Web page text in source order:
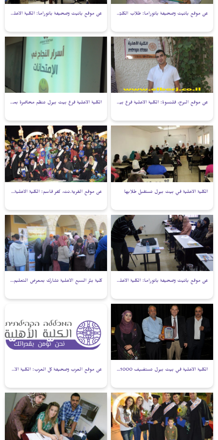
عن موقع بانيت وصحيفة بانوراما: طلاب الكليّة الأهليّة بأم الفحم يتقدَّمون لامتحان ‘يعيل‘ عن موقع بانيت وصحيفة بانوراما: الكلية الأهلية بالقدس تستقبل طلبتها الجدد
عن موقع البرج، قلنسوة: الكلية الاهلية فرع بيت بيرل تحقق الاكاديمية برعاية اهلية ونجاحات فاقت كل التوقعات الكلية الأهلية فرع بيت بيرل تنظم محاضرة بموضوع أسرار النجاح في الامتحانات
الكلية الاهلية في بيت بيرل تستقبل طلابها عن موقع القرية.نت، كفر قاسم: الكلية الاهلية تكرم الفوج الثاني من طلابها الخريجين
عن موقع بانيت وصحيفة بانوراما: الكلية الأهلية بالقدس تفتتح الفصل الدراسي الثاني كلية بئر السبع الأهلية تشارك بمعرض التعليم السنوي
الكلية الأهلية في بيت بيرل تستضيف 1000 طالب في اليوم المفتوح عن موقع العرب وصحيفة كل العرب: الكلية الأهلية فرع بيت بيرل تتصدر مراكز الجامعة المفتوحة في البلاد